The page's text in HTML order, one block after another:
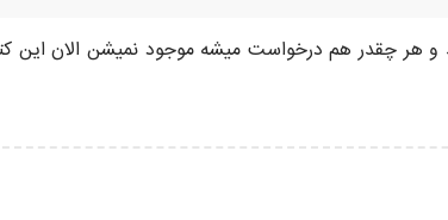
و هر چقدر هم درخواست میشه موجود نمیشن الان